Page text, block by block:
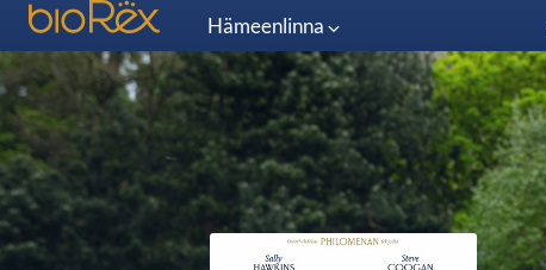
Hämeenlinna